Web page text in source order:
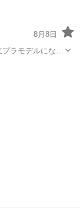
8月8日